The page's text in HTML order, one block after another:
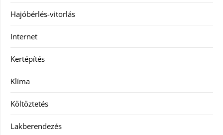
Hajóbérlés-vitorlás
Internet
Kertépítés
Klíma
Költöztetés
Lakberendezés